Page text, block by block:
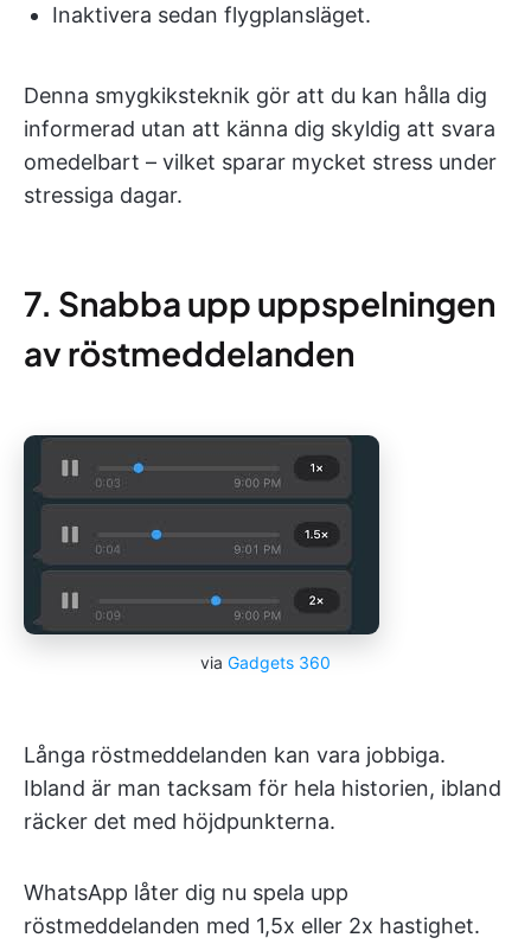
Inaktivera sedan flygplansläget.
Denna smygkiksteknik gör att du kan hålla dig
informerad utan att känna dig skyldig att svara
omedelbart – vilket sparar mycket stress under
stressiga dagar.
7. Snabba upp uppspelningen
av röstmeddelanden
via Gadgets 360
Långa röstmeddelanden kan vara jobbiga.
Ibland är man tacksam för hela historien, ibland
räcker det med höjdpunkterna.
WhatsApp låter dig nu spela upp
röstmeddelanden med 1,5x eller 2x hastighet.